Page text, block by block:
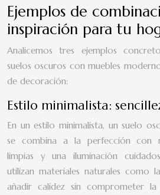
Ejemplos de
inspiración para tu
Analicemos tres ejemplos
suelos oscuros con muebles
de decoración:
Estilo minimalista:
En un estilo minimalista, un suelo
se combina a la perfección con
limpias y una iluminación
utilizan materiales naturales como
añadir calidez sin comprometer la